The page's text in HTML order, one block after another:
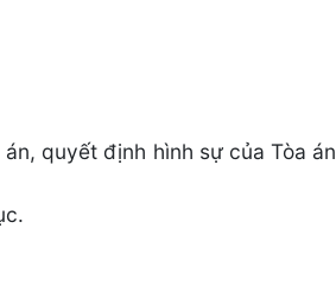
quyết định hình sự của Tòa án